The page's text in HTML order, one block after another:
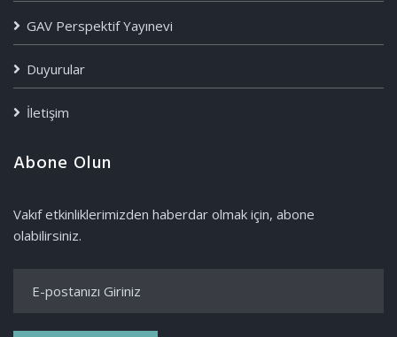
GAV Perspektif Yayınevi
Duyurular
İletişim
Abone Olun
Vakıf etkinliklerimizden haberdar olmak için, abone
olabilirsiniz.